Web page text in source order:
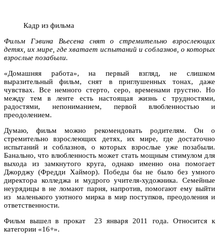
Кадр из фильма
Фильм Гэвина Вьесена снят о стремительно взрослеющих
детях, их мире, где хватает испытаний и соблазнов, о которых
взрослые позабыли.
«Домашняя работа», на первый взгляд, не слишком
выразительный фильм, снят в приглушенных тонах, даже
чувствах. Все немного стерто, серо, временами грустно. Но
между тем в ленте есть настоящая жизнь с трудностями,
радостями, непониманием, первой влюбленностью и
преодолением.
Думаю, фильм можно рекомендовать родителям. Он о
стремительно взрослеющих детях, их мире, где достаточно
испытаний и соблазнов, о которых взрослые уже позабыли.
Банально, что влюбленность может стать мощным стимулом для
выхода из замкнутого круга, однако именно она помогает
Джорджу (Фредди Хаймор). Победы бы не было без умного
директора колледжа и мудрого учителя-художника. Семейные
неурядицы в не ломают парня, напротив, помогают ему выйти
из маленького уютного мирка в мир поступков, преодоления и
ответственности.
Фильм вышел в прокат 23 января 2011 года. Относится к
категории «16+».